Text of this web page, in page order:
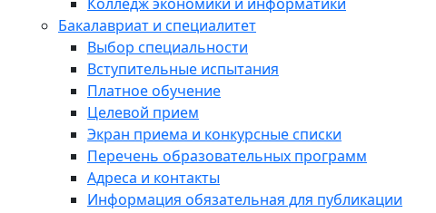
Бакалавриат и специалитет
Выбор специальности
Вступительные испытания
Платное обучение
Целевой прием
Экран приема и конкурсные списки
Перечень образовательных программ
Адреса и контакты
Информация обязательная для публикации